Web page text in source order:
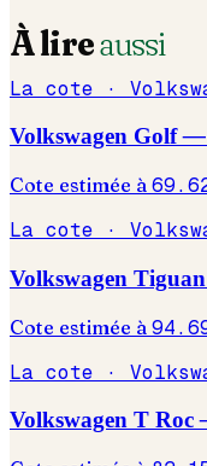
À lireaussi
La cote ·
Volkswagen Golf —
Cote estimée à
La cote ·
Volkswagen Tiguan
Cote estimée à
La cote ·
Volkswagen T Roc